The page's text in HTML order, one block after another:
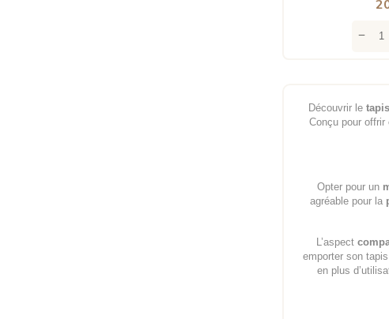
Découvrir le
Conçu pour offrir
Opter pour un
agréable pour la
L’aspect
emporter son
en plus